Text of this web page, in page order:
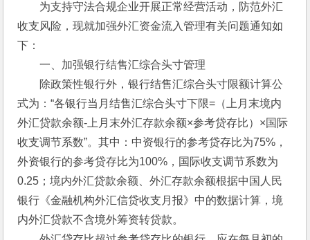
为支持守法合规企业开展正常经营活动，防范外汇
收支风险，现就加强外汇资金流入管理有关问题通知如
下：
一、加强银行结售汇综合头寸管理
除政策性银行外，银行结售汇综合头寸限额计算公
式为：“各银行当月结售汇综合头寸下限=（上月末境内
外汇贷款余额-上月末外汇存款余额×参考贷存比）×国际
收支调节系数”。其中：中资银行的参考贷存比为75%，
外资银行的参考贷存比为100%，国际收支调节系数为
0.25；境内外汇贷款余额、外汇存款余额根据中国人民
银行《金融机构外汇信贷收支月报》中的数据计算，境
内外汇贷款不含境外筹资转贷款。